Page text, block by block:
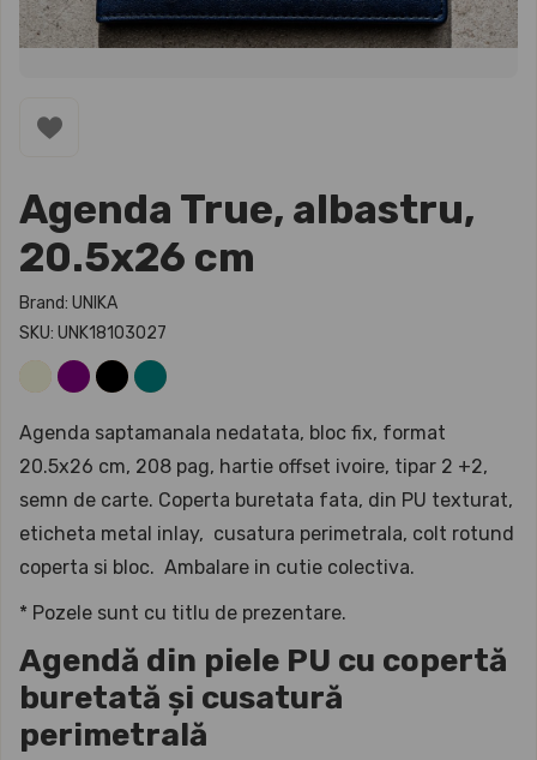
Agenda True, albastru,
20.5x26 cm
Brand: UNIKA
SKU: UNK18103027
Agenda saptamanala nedatata, bloc fix, format
20.5x26 cm, 208 pag, hartie offset ivoire, tipar 2 +2,
semn de carte. Coperta buretata fata, din PU texturat,
eticheta metal inlay, cusatura perimetrala, colt rotund
coperta si bloc. Ambalare in cutie colectiva.
* Pozele sunt cu titlu de prezentare.
Agendă din piele PU cu copertă
buretată și cusatură
perimetrală